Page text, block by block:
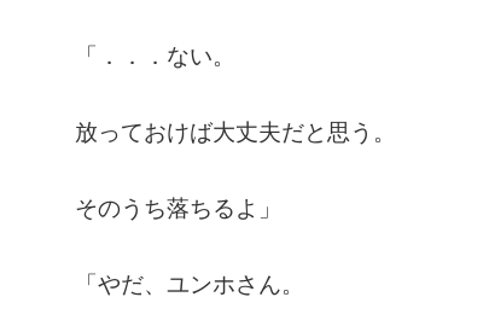
「．．．ない。
放っておけば大丈夫だと思う。
そのうち落ちるよ」
「やだ、ユンホさん。